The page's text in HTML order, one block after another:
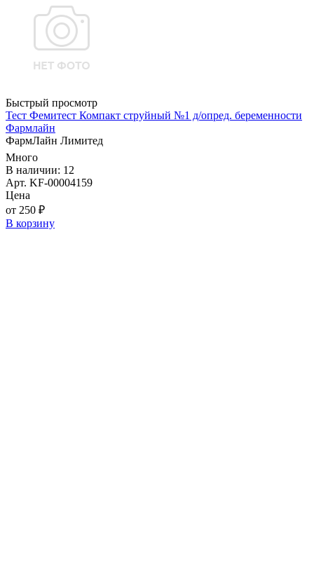
Быстрый просмотр
Тест Фемитест Компакт струйный №1 д/опред. беременности
Фармлайн
ФармЛайн Лимитед
Много
В наличии: 12
Арт. KF-00004159
Цена
от 250 ₽
В корзину